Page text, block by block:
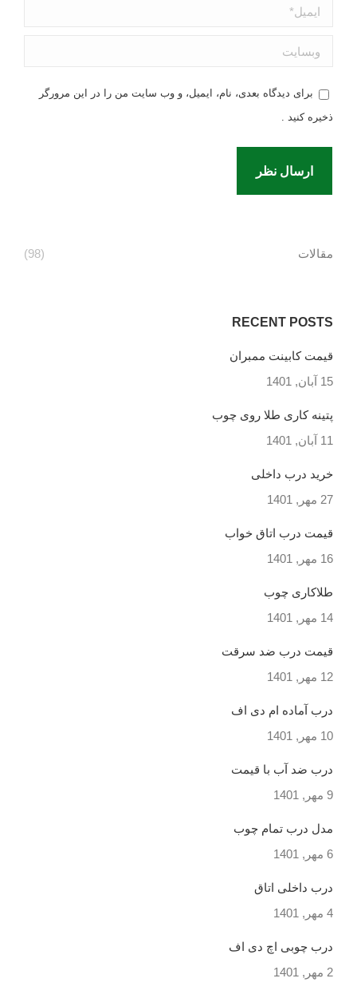
ایمیل *
وبسایت
برای دیدگاه بعدی، نام، ایمیل، و وب سایت من را در این مرورگر
ذخیره کنید .
ارسال نظر
مقالات (98)
RECENT POSTS
قیمت کابینت ممبران
15 آبان, 1401
پتینه کاری طلا روی چوب
11 آبان, 1401
خرید درب داخلی
27 مهر, 1401
قیمت درب اتاق خواب
16 مهر, 1401
طلاکاری چوب
14 مهر, 1401
قیمت درب ضد سرقت
12 مهر, 1401
درب آماده ام دی اف
10 مهر, 1401
درب ضد آب با قیمت
9 مهر, 1401
مدل درب تمام چوب
6 مهر, 1401
درب داخلی اتاق
4 مهر, 1401
درب چوبی اچ دی اف
2 مهر, 1401